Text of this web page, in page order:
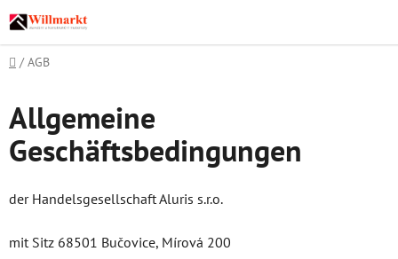
Zum
Inhalt
springen
Startseite
/ AGB
Allgemeine
Geschäftsbedingungen
der Handelsgesellschaft Aluris s.r.o.
mit Sitz 68501 Bučovice, Mírová 200